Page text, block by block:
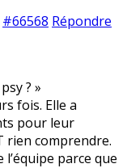
#66568 Répondre
? »
fois. Elle a
pour leur
rien comprendre.
parce que